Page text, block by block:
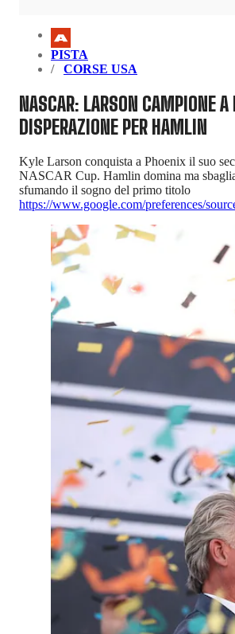
PISTA
CORSE USA
NASCAR: LARSON CAMPIONE A
DISPERAZIONE PER HAMLIN
Kyle Larson conquista a Phoenix il suo
NASCAR Cup. Hamlin domina ma
sfumando il sogno del primo titolo
https://www.google.com/preferences/